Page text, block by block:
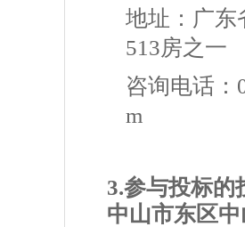
地址：广东
513房之一
咨询电话：
m
3.参与投标的
中山市东区